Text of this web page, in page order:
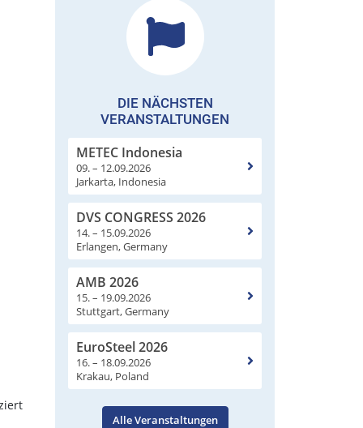
DIE NÄCHSTEN
VERANSTALTUNGEN
METEC Indonesia
09. – 12.09.2026
Jarkarta, Indonesia
DVS CONGRESS 2026
14. – 15.09.2026
Erlangen, Germany
AMB 2026
15. – 19.09.2026
Stuttgart, Germany
EuroSteel 2026
16. – 18.09.2026
Krakau, Poland
Alle Veranstaltungen